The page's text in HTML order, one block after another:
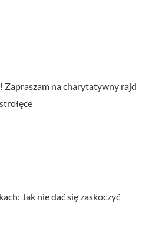
Zapraszam na charytatywny rajd
Jak nie dać się zaskoczyć